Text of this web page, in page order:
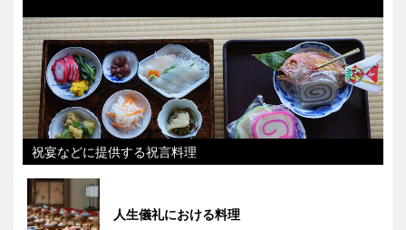
祝宴などに提供する祝言料理
人生儀礼における料理